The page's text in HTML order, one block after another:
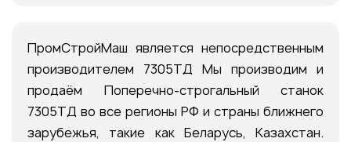
ПромСтройМаш является непосредственным
производителем 7305ТД Мы производим и
продаём Поперечно-строгальный станок
7305ТД во все регионы РФ и страны ближнего
зарубежья, такие как Беларусь, Казахстан.